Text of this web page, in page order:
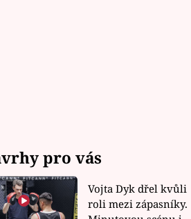
pro vás
Vojta Dyk dřel kvůli
roli mezi zápasníky.